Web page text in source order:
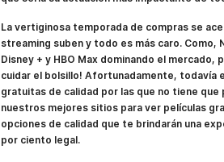
La vertiginosa temporada de compras se
streaming suben y todo es más caro. Como,
Disney + y HBO Max dominando el mercado,
cuidar el bolsillo! Afortunadamente, todavía
gratuitas de calidad por las que no tiene que
nuestros mejores sitios para ver películas
opciones de calidad que te brindarán una
por ciento legal.